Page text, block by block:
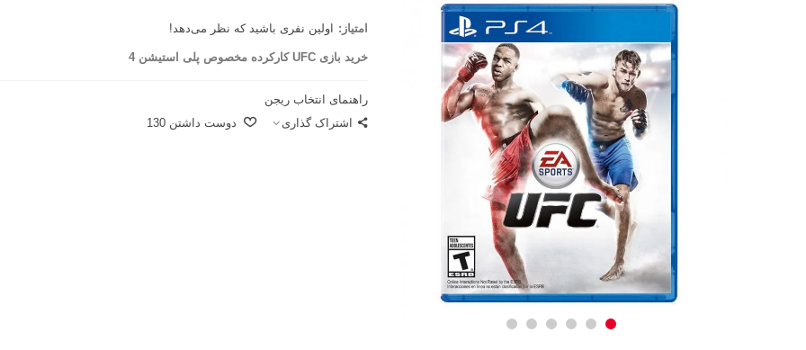
امتیاز: اولین نفری باشید که نظر می‌دهد!
خرید بازی UFC کارکرده مخصوص پلی استیشن 4
راهنمای انتخاب ریجن
اشتراک گذاری
دوست داشتن 130